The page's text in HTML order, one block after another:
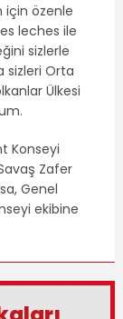
için özenle
leches ile
sizlerle
sizleri Orta
Ülkesi
Konseyi
Zafer
Genel
ekibine